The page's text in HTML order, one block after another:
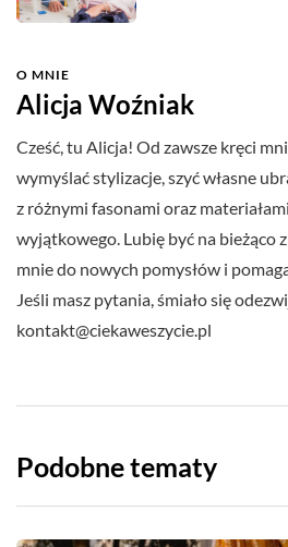
O MNIE
Alicja Woźniak
Cześć, tu Alicja! Od zawsze kręci
wymyślać stylizacje, szyć własne
z różnymi fasonami oraz
wyjątkowego. Lubię być na bieżąco
mnie do nowych pomysłów i
Jeśli masz pytania, śmiało się
kontakt@ciekaweszycie.pl
Podobne tematy